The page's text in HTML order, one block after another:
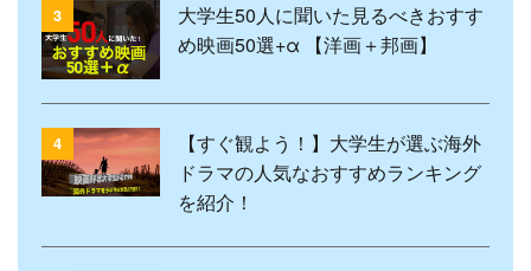
3
大学生50人に聞いた見るべきおすす
め映画50選+α 【洋画＋邦画】
4
【すぐ観よう！】大学生が選ぶ海外
ドラマの人気なおすすめランキング
を紹介！